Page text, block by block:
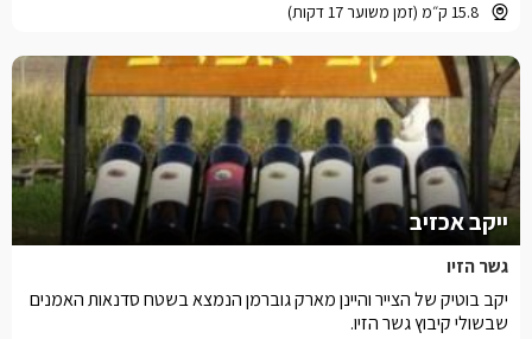
15.8 ק״מ (זמן משוער 17 דקות)
ייקב אכזיב
גשר הזיו
יקב בוטיק של הצייר והיינן מארק גוברמן הנמצא בשטח סדנאות האמנים
שבשולי קיבוץ גשר הזיו.